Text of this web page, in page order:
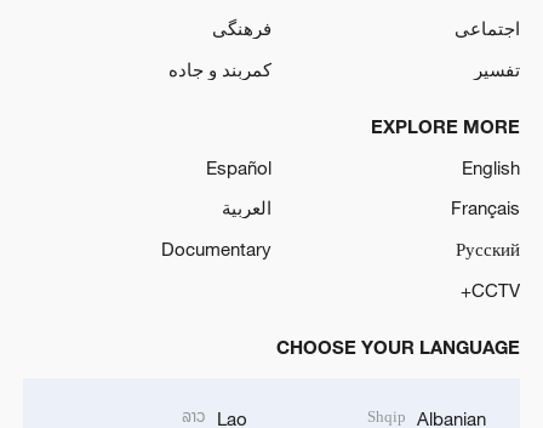
اجتماعی
فرهنگی
تفسیر
کمربند و جاده
EXPLORE MORE
English
Español
Français
العربية
Русский
Documentary
CCTV+
CHOOSE YOUR LANGUAGE
Albanian
Shqip
Lao
ລາວ